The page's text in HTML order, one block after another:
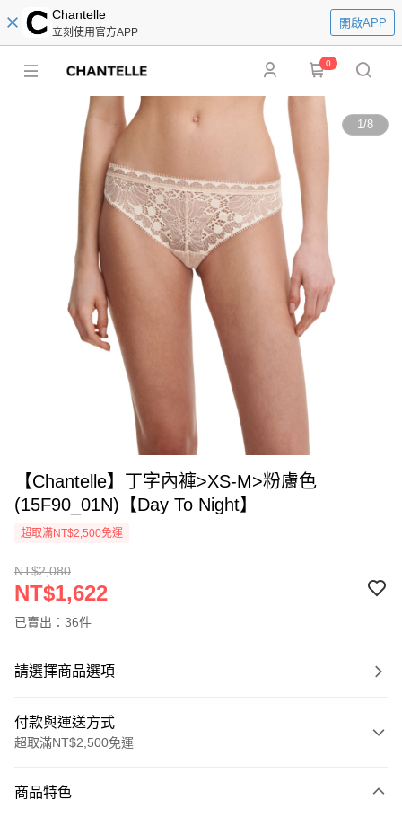
Chantelle
立刻使用官方APP
開啟APP
0
1/8
【Chantelle】丁字內褲>XS-M>粉膚色
(15F90_01N)【Day To Night】
超取滿NT$2,500免運
NT$2,080
NT$1,622
已賣出：36件
請選擇商品選項
付款與運送方式
超取滿NT$2,500免運
信用卡一次付款
商品特色